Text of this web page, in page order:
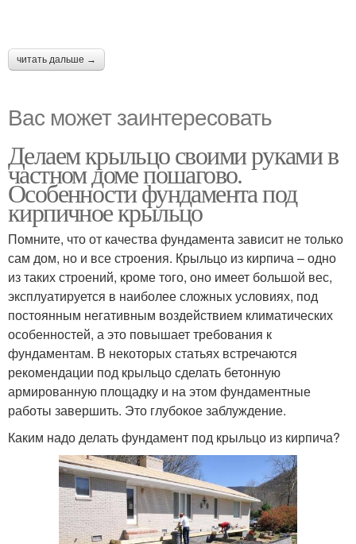
читать дальше →
Вас может заинтересовать
Делаем крыльцо своими руками в
частном доме пошагово.
Особенности фундамента под
кирпичное крыльцо
Помните, что от качества фундамента зависит не только
сам дом, но и все строения. Крыльцо из кирпича – одно
из таких строений, кроме того, оно имеет большой вес,
эксплуатируется в наиболее сложных условиях, под
постоянным негативным воздействием климатических
особенностей, а это повышает требования к
фундаментам. В некоторых статьях встречаются
рекомендации под крыльцо сделать бетонную
армированную площадку и на этом фундаментные
работы завершить. Это глубокое заблуждение.
Каким надо делать фундамент под крыльцо из кирпича?